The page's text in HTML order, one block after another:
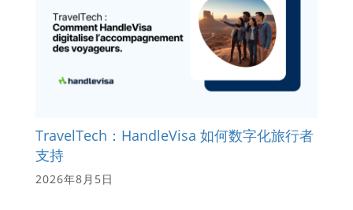
TravelTech：HandleVisa 如何数字化旅行者
支持
2026年8月5日